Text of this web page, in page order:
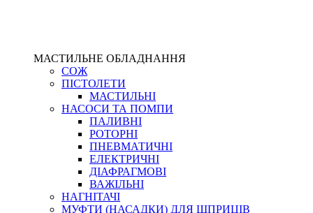
МАСТИЛЬНЕ ОБЛАДНАННЯ
СОЖ
ПІСТОЛЕТИ
МАСТИЛЬНІ
НАСОСИ ТА ПОМПИ
ПАЛИВНІ
РОТОРНІ
ПНЕВМАТИЧНІ
ЕЛЕКТРИЧНІ
ДІАФРАГМОВІ
ВАЖІЛЬНІ
НАГНІТАЧІ
МУФТИ (НАСАДКИ) ДЛЯ ШПРИЦІВ